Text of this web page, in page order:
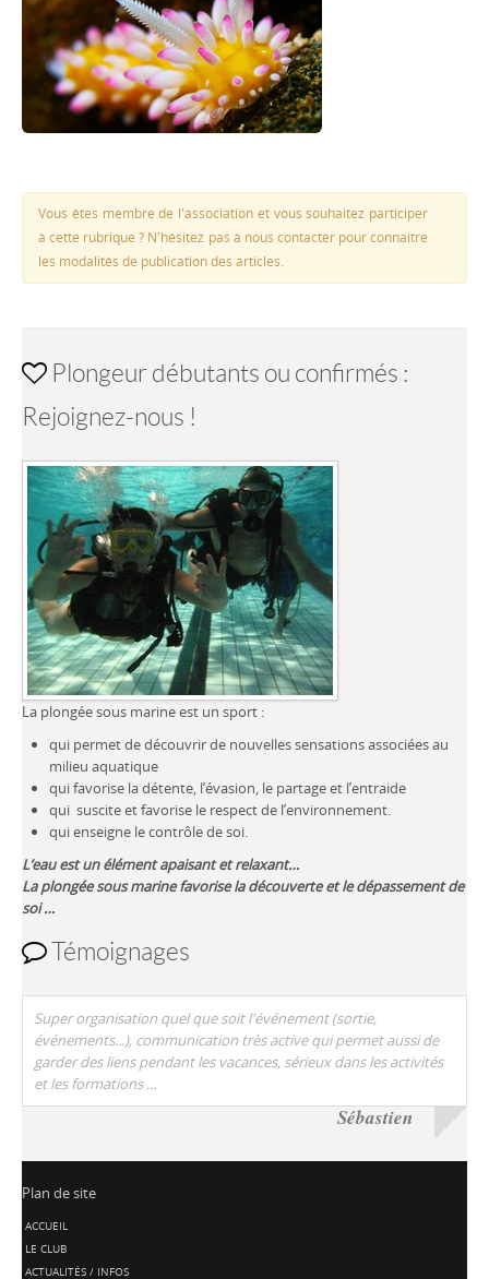
Vous êtes membre de l'association et vous souhaitez participer
à cette rubrique ? N'hésitez pas à nous contacter pour connaitre
les modalités de publication des articles.
Plongeur débutants ou confirmés :
Rejoignez-nous !
La plongée sous marine est un sport :
qui permet de découvrir de nouvelles sensations associées au
milieu aquatique
qui favorise la détente, l’évasion, le partage et l’entraide
qui suscite et favorise le respect de l’environnement.
qui enseigne le contrôle de soi.
L’eau est un élément apaisant et relaxant…
La plongée sous marine favorise la découverte et le dépassement de
soi …
Témoignages
Super organisation quel que soit l'événement (sortie,
événements...), communication très active qui permet aussi de
garder des liens pendant les vacances, sérieux dans les activités
et les formations ...
Sébastien
Plan de site
ACCUEIL
LE CLUB
ACTUALITÉS / INFOS